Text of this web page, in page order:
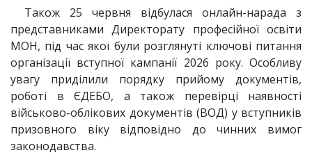
Також 25 червня відбулася онлайн-нарада з
представниками Директорату професійної освіти
МОН, під час якої були розглянуті ключові питання
організації вступної кампанії 2026 року. Особливу
увагу приділили порядку прийому документів,
роботі в ЄДЕБО, а також перевірці наявності
військово-облікових документів (ВОД) у вступників
призовного віку відповідно до чинних вимог
законодавства.